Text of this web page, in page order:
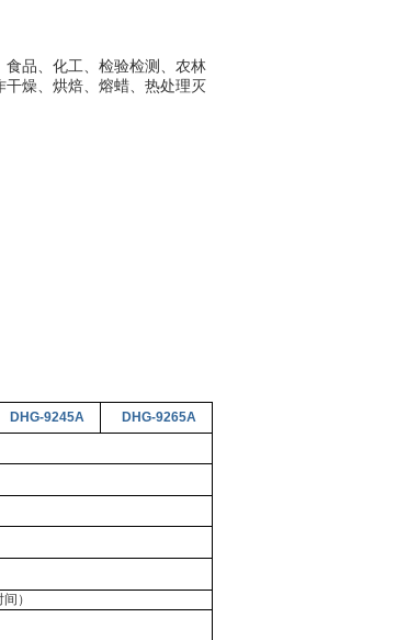
品、化工、检验检测、农林
燥、烘焙、熔蜡、热处理灭
DHG-9245A
DHG-9265A
）